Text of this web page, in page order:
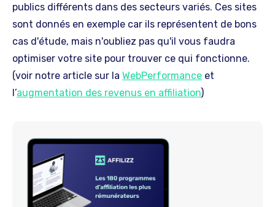
publics différents dans des secteurs variés. Ces sites
sont donnés en exemple car ils représentent de bons
cas d'étude, mais n'oubliez pas qu'il vous faudra
optimiser votre site pour trouver ce qui fonctionne.
(voir notre article sur la WebPerformance et
l’augmentation des revenus en affiliation)